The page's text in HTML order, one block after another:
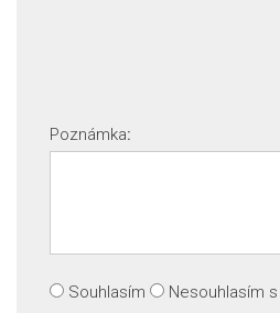
Poznámka:
Souhlasím Nesouhlasím